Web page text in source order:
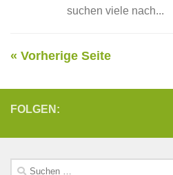
suchen viele nach...
« Vorherige Seite
FOLGEN:
Suchen